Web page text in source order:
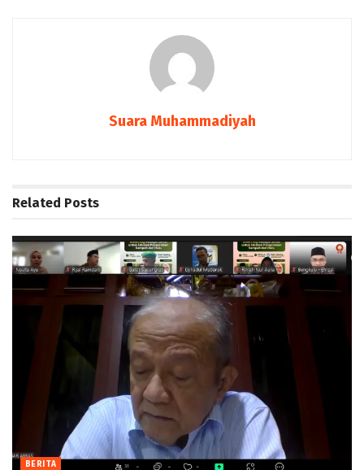
Suara Muhammadiyah
Related Posts
BERITA